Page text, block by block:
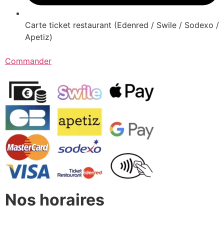
Carte ticket restaurant (Edenred / Swile / Sodexo /
Apetiz)
Commander
Nos horaires